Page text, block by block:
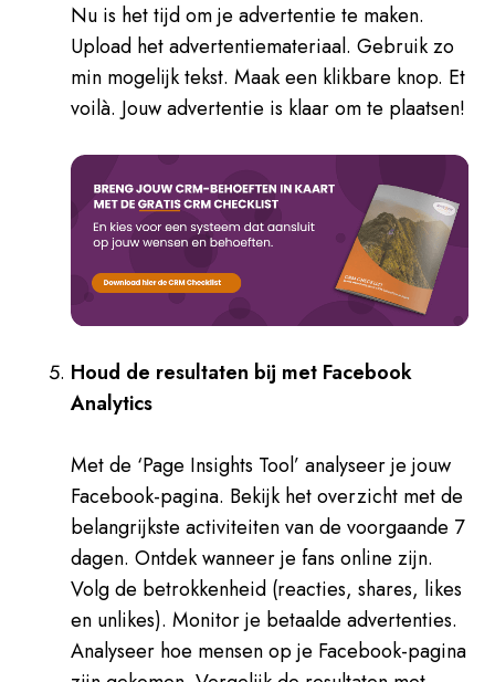
Nu is het tijd om je advertentie te maken.
Upload het advertentiemateriaal. Gebruik zo
min mogelijk tekst. Maak een klikbare knop. Et
voilà. Jouw advertentie is klaar om te plaatsen!
Houd de resultaten bij met Facebook
Analytics
Met de ‘Page Insights Tool’ analyseer je jouw
Facebook-pagina. Bekijk het overzicht met de
belangrijkste activiteiten van de voorgaande 7
dagen. Ontdek wanneer je fans online zijn.
Volg de betrokkenheid (reacties, shares, likes
en unlikes). Monitor je betaalde advertenties.
Analyseer hoe mensen op je Facebook-pagina